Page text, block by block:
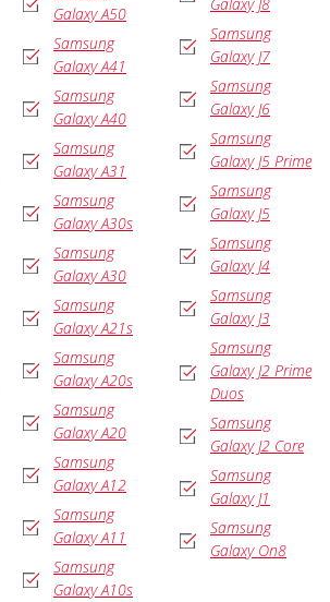
Galaxy A50
Samsung
Galaxy A41
Samsung
Galaxy A40
Samsung
Galaxy A31
Samsung
Galaxy A30s
Samsung
Galaxy A30
Samsung
Galaxy A21s
Samsung
Galaxy A20s
Samsung
Galaxy A20
Samsung
Galaxy A12
Samsung
Galaxy A11
Samsung
Galaxy A10s
Samsung
Galaxy J7
Samsung
Galaxy J6
Samsung
Galaxy J5 Prime
Samsung
Galaxy J5
Samsung
Galaxy J4
Samsung
Galaxy J3
Samsung
Galaxy J2 Prime
Duos
Samsung
Galaxy J2 Core
Samsung
Galaxy J1
Samsung
Galaxy On8